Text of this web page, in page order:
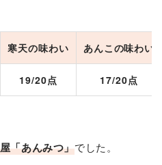
寒天の味わい あんこの味わい
19/20点 17/20点
「あんみつ」​でした​。